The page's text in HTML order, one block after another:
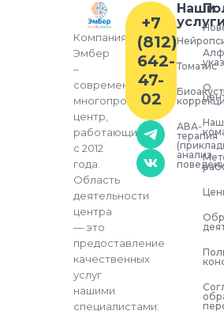
Компания
Эмбер
–
современный
многопрофильный
центр,
работающий
с 2012
года.
Область
деятельности
центра
— это
предоставление
качественных
услуг
нашими
специалистами:
Наши
Томатис
АВА-
терапия
анализ
О
+7
(812)
642-
47-
02